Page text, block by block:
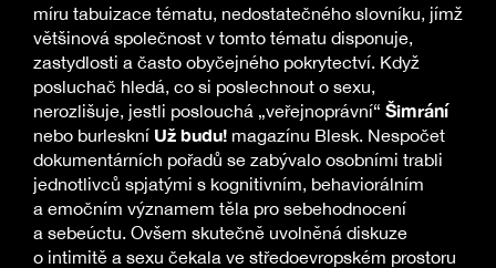
míru tabuizace tématu, nedostatečného slovníku, jímž
většinová společnost v tomto tématu disponuje,
zastydlosti a často obyčejného pokrytectví. Když
posluchač hledá, co si poslechnout o sexu,
nerozlišuje, jestli poslouchá „veřejnoprávní“ Šimrání
nebo burleskní Už budu! magazínu Blesk. Nespočet
dokumentárních pořadů se zabývalo osobními trabli
jednotlivců spjatými s kognitivním, behaviorálním
a emočním významem těla pro sebehodnocení
a sebeúctu. Ovšem skutečně uvolněná diskuze
o intimitě a sexu čekala ve středoevropském prostoru